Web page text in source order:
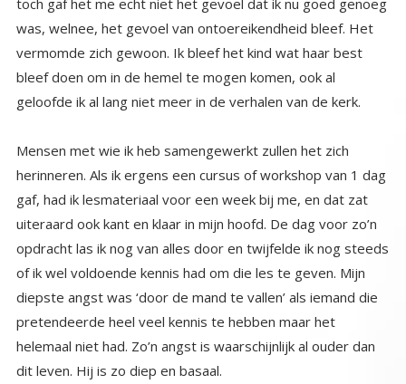
geloofde ik al lang niet meer in de verhalen van de kerk.
Mensen met wie ik heb samengewerkt zullen het zich
herinneren. Als ik ergens een cursus of workshop van 1 dag
gaf, had ik lesmateriaal voor een week bij me, en dat zat
uiteraard ook kant en klaar in mijn hoofd. De dag voor zo’n
opdracht las ik nog van alles door en twijfelde ik nog steeds
of ik wel voldoende kennis had om die les te geven. Mijn
diepste angst was ‘door de mand te vallen’ als iemand die
pretendeerde heel veel kennis te hebben maar het
helemaal niet had. Zo’n angst is waarschijnlijk al ouder dan
dit leven. Hij is zo diep en basaal.